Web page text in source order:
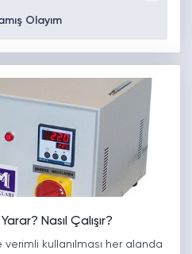
Olayım
Nasıl Çalışır?
kullanılması her alanda